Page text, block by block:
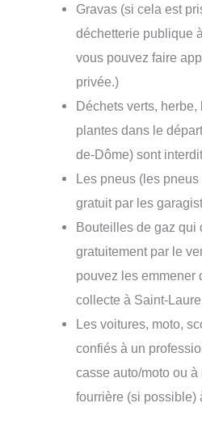
Gravas (si cela est
déchetterie publique
vous pouvez faire
privée.)
Déchets verts, herbe,
plantes dans le
de-Dôme) sont
Les pneus (les
gratuit par les
Bouteilles de gaz qui
gratuitement par le
pouvez les emmener
collecte à Saint-
Les voitures, moto,
confiés à un
casse auto/moto ou à
fourrière (si possible)